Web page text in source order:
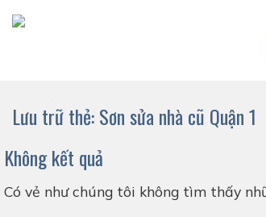
Chuyển
đến
Lưu trữ thẻ:Sơn sửa nhà cũ Quận 1
Không kết quả
Có vẻ như chúng tôi không tìm thấy